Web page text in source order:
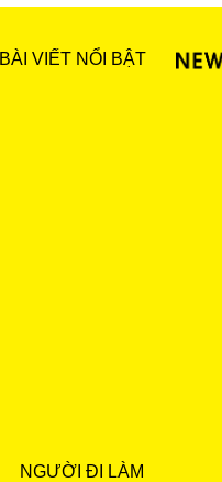
BÀI VIẾT NỔI BẬT
NGƯỜI ĐI LÀM